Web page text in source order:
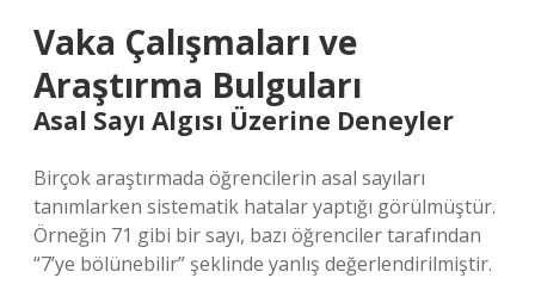
Vaka Çalışmaları ve
Araştırma Bulguları
Asal Sayı Algısı Üzerine Deneyler
Birçok araştırmada öğrencilerin asal sayıları
tanımlarken sistematik hatalar yaptığı görülmüştür.
Örneğin 71 gibi bir sayı, bazı öğrenciler tarafından
“7’ye bölünebilir” şeklinde yanlış değerlendirilmiştir.